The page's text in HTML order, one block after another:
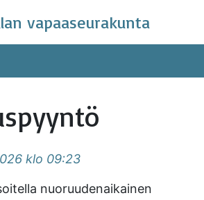
vapaaseurakunta
klo 09:23
nuoruudenaikainen